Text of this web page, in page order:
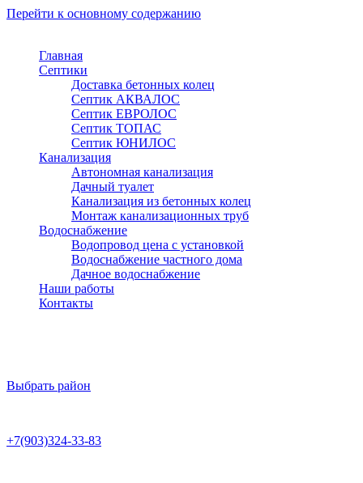
Перейти к основному содержанию
Главная
Септики
Доставка бетонных колец
Септик АКВАЛОС
Септик ЕВРОЛОС
Септик ТОПАС
Септик ЮНИЛОС
Канализация
Автономная канализация
Дачный туалет
Канализация из бетонных колец
Монтаж канализационных труб
Водоснабжение
Водопровод цена с установкой
Водоснабжение частного дома
Дачное водоснабжение
Наши работы
Контакты
Выбрать район
+7(903)324-33-83